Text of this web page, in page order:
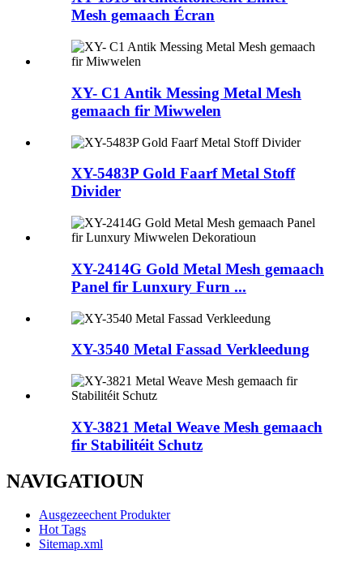
Mesh gemaach Écran
XY- C1 Antik Messing Metal Mesh
gemaach fir Miwwelen
XY-5483P Gold Faarf Metal Stoff
Divider
XY-2414G Gold Metal Mesh gemaach
Panel fir Lunxury Furn ...
XY-3540 Metal Fassad Verkleedung
XY-3821 Metal Weave Mesh gemaach
fir Stabilitéit Schutz
NAVIGATIOUN
Ausgezeechent Produkter
Hot Tags
Sitemap.xml